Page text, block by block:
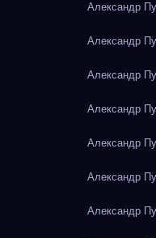
Александр
Александр
Александр
Александр
Александр
Александр
Александр